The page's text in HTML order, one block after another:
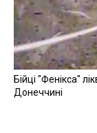
Бійці "Фенікса"
Донеччині